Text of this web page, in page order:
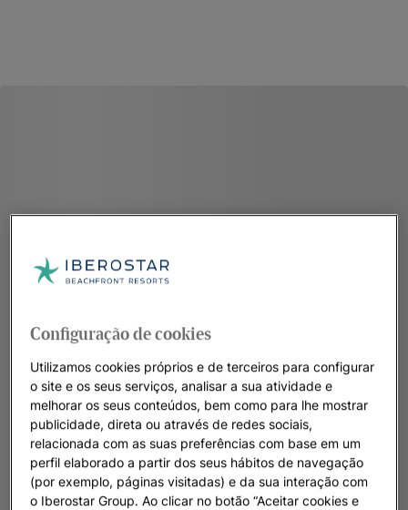
Configuração de cookies
Utilizamos cookies próprios e de terceiros para configurar
o site e os seus serviços, analisar a sua atividade e
melhorar os seus conteúdos, bem como para lhe mostrar
publicidade, direta ou através de redes sociais,
relacionada com as suas preferências com base em um
perfil elaborado a partir dos seus hábitos de navegação
(por exemplo, páginas visitadas) e da sua interação com
o Iberostar Group. Ao clicar no botão “Aceitar cookies e